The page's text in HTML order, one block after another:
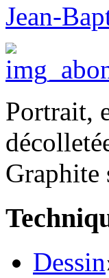
Jean-
Portrait,
Graphite
Dessin